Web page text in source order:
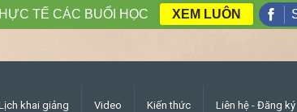
khai giảng Video Kiến thức Liên hệ - Đăng ký
TẾ CÁC BUỔI HỌC XEM LUÔN